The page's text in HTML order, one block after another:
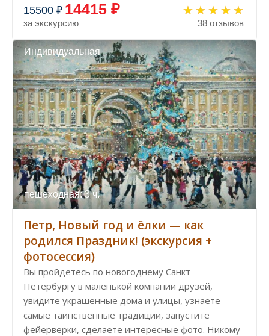
15500 ₽ 14415 ₽
за экскурсию 38 отзывов
Индивидуальная
пешеходная: 3 ч.
Петр, Новый год и ёлки — как
родился Праздник! (экскурсия +
фотосессия)
Вы пройдетесь по новогоднему Санкт-
Петербургу в маленькой компании друзей,
увидите украшенные дома и улицы, узнаете
самые таинственные традиции, запустите
фейерверки, сделаете интересные фото. Никому